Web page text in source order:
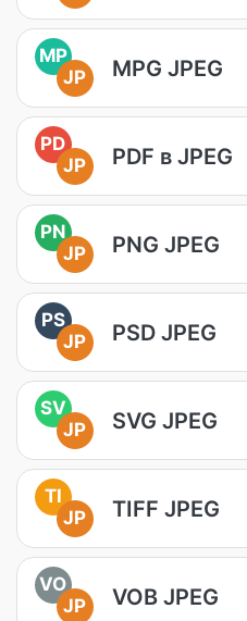
MP
JP
MPG JPEG
PD
JP
PDF в JPEG
PN
JP
PNG JPEG
PS
JP
PSD JPEG
SV
JP
SVG JPEG
TI
JP
TIFF JPEG
VO
JP
VOB JPEG